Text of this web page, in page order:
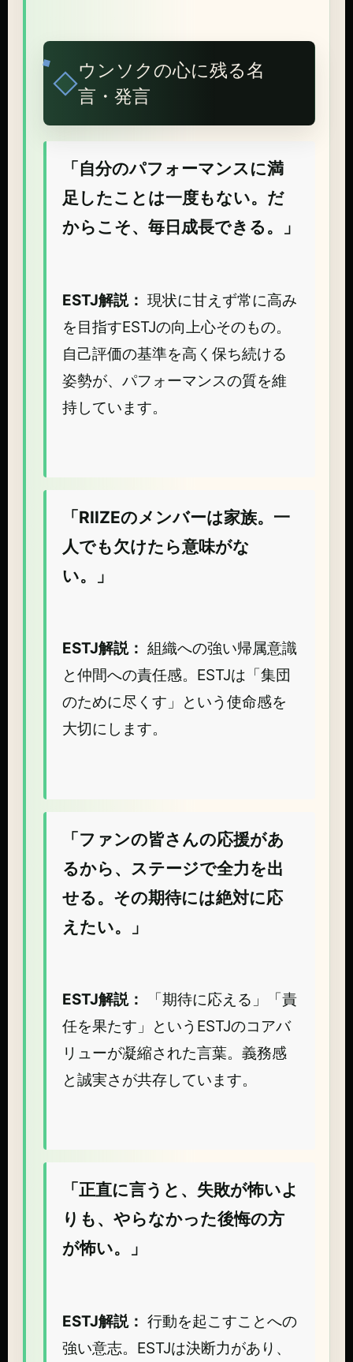
ウンソクの心に残る名
言・発言
「自分のパフォーマンスに満
足したことは一度もない。だ
からこそ、毎日成長できる。」
ESTJ解説： 現状に甘えず常に高み
を目指すESTJの向上心そのもの。
自己評価の基準を高く保ち続ける
姿勢が、パフォーマンスの質を維
持しています。
「RIIZEのメンバーは家族。一
人でも欠けたら意味がな
い。」
ESTJ解説： 組織への強い帰属意識
と仲間への責任感。ESTJは「集団
のために尽くす」という使命感を
大切にします。
「ファンの皆さんの応援があ
るから、ステージで全力を出
せる。その期待には絶対に応
えたい。」
ESTJ解説：
「期待に応える」「責
任を果たす」というESTJのコアバ
リューが凝縮された言葉。義務感
と誠実さが共存しています。
「正直に言うと、失敗が怖いよ
りも、やらなかった後悔の方
が怖い。」
ESTJ解説： 行動を起こすことへの
強い意志。ESTJは決断力があり、